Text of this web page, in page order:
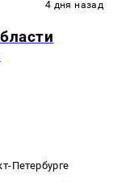
4 дня назад
Петербурге